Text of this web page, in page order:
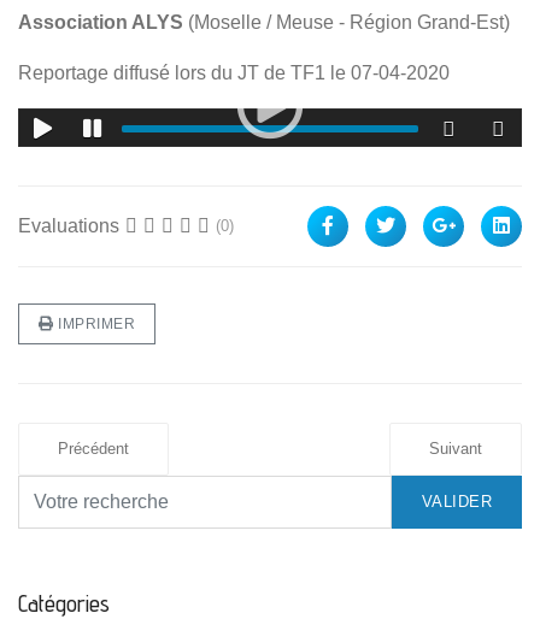
Association ALYS (Moselle / Meuse - Région Grand-Est)
Reportage diffusé lors du JT de TF1 le 07-04-2020
Evaluations (0)
IMPRIMER
Précédent Suivant
VALIDER
Catégories